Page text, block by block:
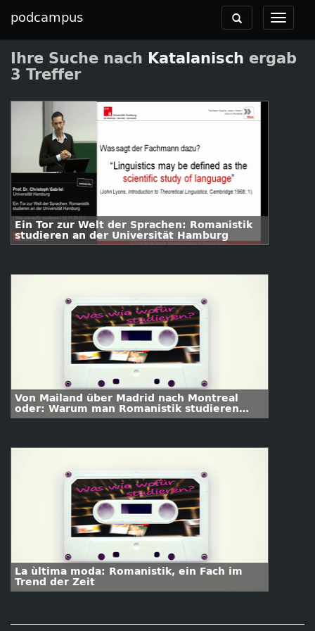
podcampus
Toggle
Toggle
navigation
Ihre Suche nach Katalanisch ergab
3 Treffer
Ein Tor zur Welt der Sprachen: Romanistik
studieren an der Universität Hamburg
Von Mailand über Madrid nach Montreal
oder: Warum man Romanistik studieren
sollte?
La ùltima moda: Romanistik, ein Fach im
Trend der Zeit